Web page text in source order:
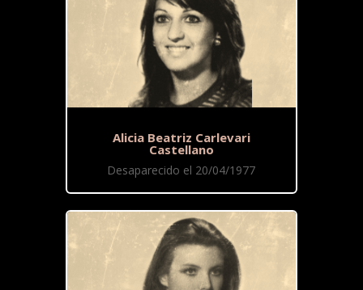
Alicia Beatriz Carlevari
Castellano
Desaparecido el 20/04/1977